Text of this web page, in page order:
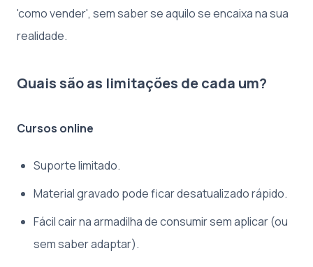
'como vender', sem saber se aquilo se encaixa na sua
realidade.
Quais são as limitações de cada um?
Cursos online
Suporte limitado.
Material gravado pode ficar desatualizado rápido.
Fácil cair na armadilha de consumir sem aplicar (ou
sem saber adaptar).